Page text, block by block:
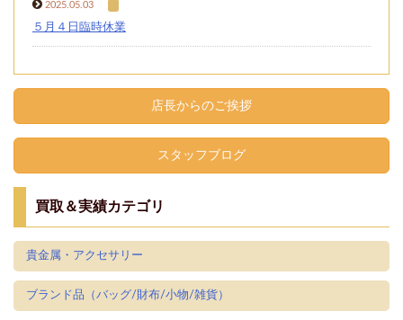
2025.05.03
５月４日臨時休業
店長からのご挨拶
スタッフブログ
買取＆実績カテゴリ
貴金属・アクセサリー
ブランド品（バッグ/財布/小物/雑貨）